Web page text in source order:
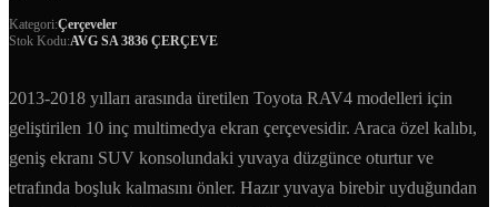
Kategori:Çerçeveler
Stok Kodu:AVG SA 3836 ÇERÇEVE
2013-2018 yılları arasında üretilen Toyota RAV4 modelleri için
geliştirilen 10 inç multimedya ekran çerçevesidir. Araca özel kalıbı,
geniş ekranı SUV konsolundaki yuvaya düzgünce oturtur ve
etrafında boşluk kalmasını önler. Hazır yuvaya birebir uyduğundan